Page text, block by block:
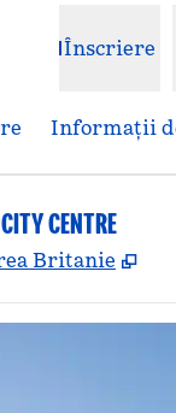
Înscriere
Informații
CENTRE
Britanie ,